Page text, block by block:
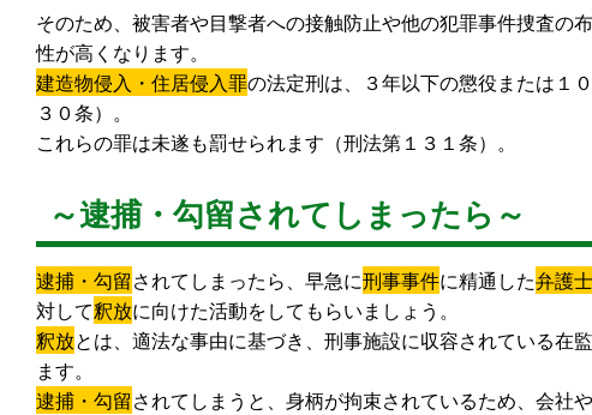
そのため、被害者や目撃者への接触防止や他の犯罪事件捜査の
性が高くなります。
建造物侵入・住居侵入罪の法定刑は、３年以下の懲役または１
３０条）。
これらの罪は未遂も罰せられます（刑法第１３１条）。
～逮捕・勾留されてしまったら～
逮捕・勾留されてしまったら、早急に刑事事件に精通した弁護士
対して釈放に向けた活動をしてもらいましょう。
釈放とは、適法な事由に基づき、刑事施設に収容されている在
ます。
逮捕・勾留されてしまうと、身柄が拘束されているため、会社